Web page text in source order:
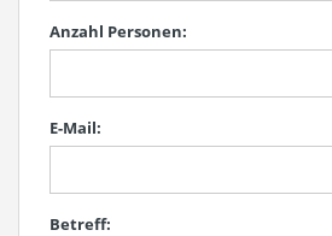
Anzahl Personen:
E-Mail:
Betreff: